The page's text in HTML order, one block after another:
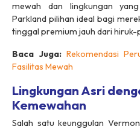
mewah dan lingkungan
Parkland pilihan ideal bagi
tinggal premium jauh dari hiruk-
Baca Juga: Rekomendasi
Fasilitas Mewah
Lingkungan Asri
Kemewahan
Salah satu keunggulan